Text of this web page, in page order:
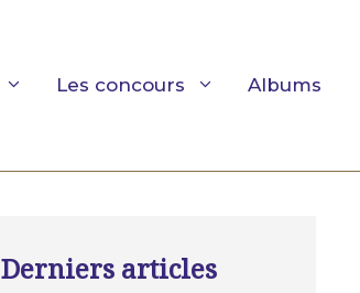
Les concours Albums
Derniers articles